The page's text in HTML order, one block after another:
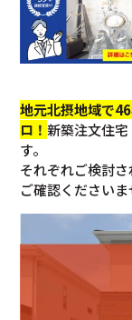
地元北摂地域で
ロ！新築注文住
す。
それぞれご検討
ご確認くださいま